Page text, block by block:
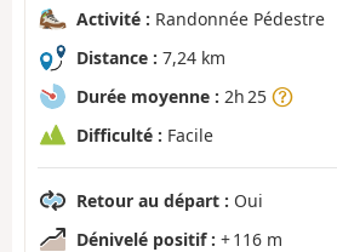
Activité : Randonnée Pédestre
Distance : 7,24 km
Durée moyenne : 2h 25
Difficulté : Facile
Retour au départ : Oui
Dénivelé positif : + 116 m